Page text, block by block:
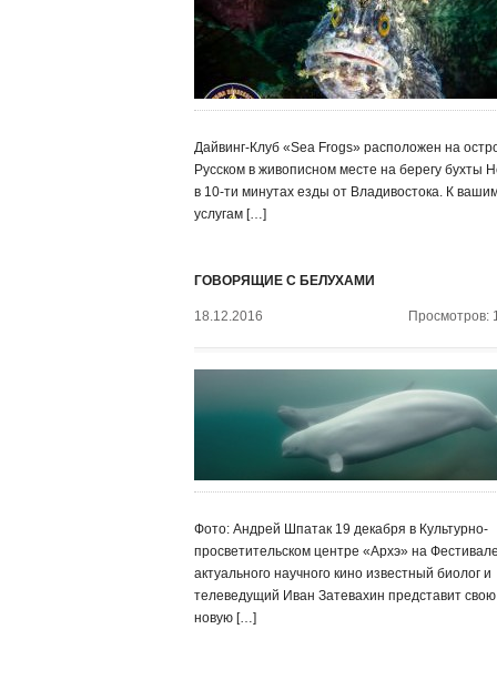
Дайвинг-Клуб «Sea Frogs» расположен на
Русском в живописном месте на берегу бухты
в 10-ти минутах езды от Владивостока. К
услугам […]
ГОВОРЯЩИЕ С БЕЛУХАМИ
18.12.2016 Просмотров:
Фото: Андрей Шпатак 19 декабря в Культурно-
просветительском центре «Архэ» на
актуального научного кино известный биолог и
телеведущий Иван Затевахин представит свою
новую […]